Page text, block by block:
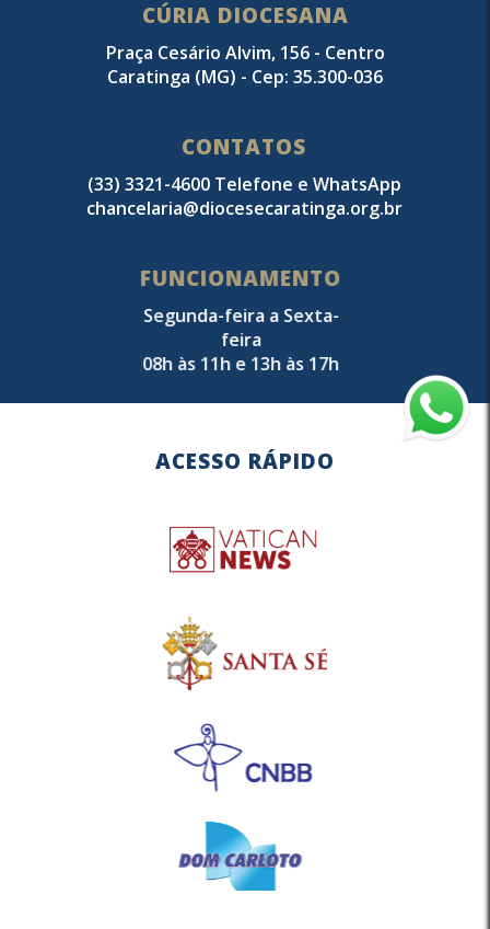
CÚRIA DIOCESANA
Praça Cesário Alvim, 156 - Centro
Caratinga (MG) - Cep: 35.300-036
CONTATOS
(33) 3321-4600 Telefone e WhatsApp
chancelaria@diocesecaratinga.org.br
FUNCIONAMENTO
Segunda-feira a Sexta-
feira
08h às 11h e 13h às 17h
ACESSO RÁPIDO